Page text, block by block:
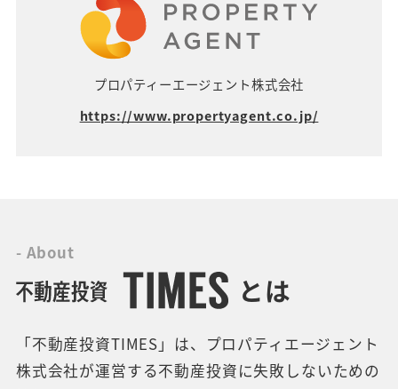
プロパティーエージェント株式会社
https://www.propertyagent.co.jp/
- About
とは
「不動産投資TIMES」は、プロパティエージェント
株式会社が運営する不動産投資に失敗しないための